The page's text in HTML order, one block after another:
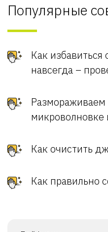
Популярные
Как избавиться
навсегда –
Размораживаем
микроволновке
Как очистить
Как правильно